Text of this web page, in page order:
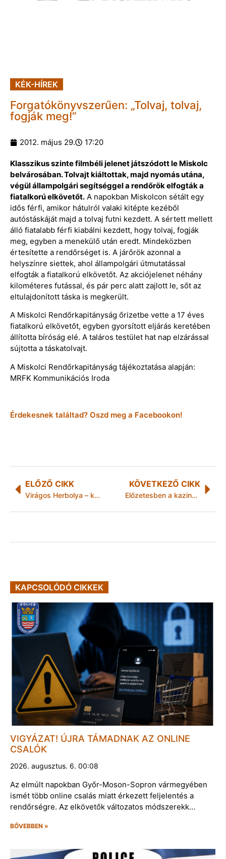
KÉK-HÍREK
Forgatókönyvszerűen: „Tolvaj, tolvaj,
fogják meg!”
2012. május 29. 17:20
Klasszikus szinte filmbéli jelenet játszódott le Miskolc
belvárosában. Tolvajt kiáltottak, majd nyomás utána,
végül állampolgári segítséggel a rendőrök elfogták a
fiatalkorú elkövetőt. A napokban Miskolcon sétált egy
idős férfi, amikor hátulról valaki kitépte kezéből
autóstáskáját majd a tolvaj futni kezdett. A sértett mellett
álló fiatalabb férfi kiabálni kezdett, hogy tolvaj, fogják
meg, egyben a menekülő után eredt. Mindeközben
értesítette a rendőrséget is. A járőrök azonnal a
helyszínre siettek, ahol állampolgári útmutatással
elfogták a fiatalkorú elkövetőt. Az akciójelenet néhány
kilométeres futással, és pár perc alatt zajlott le, sőt az
eltulajdonított táska is megkerült.
A Miskolci Rendőrkapitányság őrizetbe vette a 17 éves
fiatalkorú elkövetőt, egyben gyorsított eljárás keretében
állította bíróság elé. A taláros testület hat nap elzárással
sújtotta a táskatolvajt.
A Miskolci Rendőrkapitányság tájékoztatása alapján:
MRFK Kommunikációs Iroda
Érdekesnek találtad? Oszd meg a Facebookon!
ELŐZŐ CIKK
Virágos Herbolya – közös városszépítés
KÖVETKEZŐ CIKK
Előzetesben a kazincbarcikai hétvégi ház feltörők
KAPCSOLÓDÓ CIKKEK
VIGYÁZAT! ÚJRA TÁMADNAK AZ ONLINE
CSALÓK
2026. augusztus. 6. 00:08
Az elmúlt napokban Győr-Moson-Sopron vármegyében
ismét több online csalás miatt érkezett feljelentés a
rendőrségre. Az elkövetők változatos módszerekk…
BŐVEBBEN »